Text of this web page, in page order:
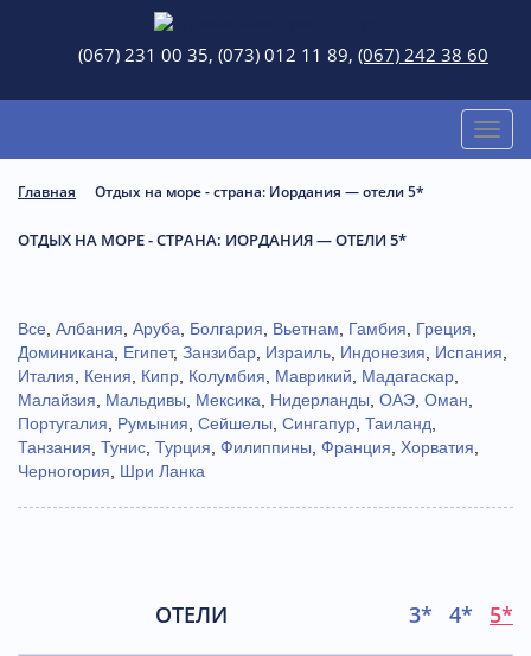
(067) 231 00 35, (073) 012 11 89, (067) 242 38 60
Toggle
Главная Отдых на море - страна: Иордания — отели 5*
ОТДЫХ НА МОРЕ - СТРАНА: ИОРДАНИЯ — ОТЕЛИ 5*
Все, Албания, Аруба, Болгария, Вьетнам, Гамбия, Греция,
Доминиканa, Египет, Занзибар, Израиль, Индонезия, Испания,
Италия, Кения, Кипр, Колумбия, Маврикий, Мадагаскар,
Малайзия, Мальдивы, Мексика, Нидерланды, ОАЭ, Оман,
Португалия, Румыния, Сейшелы, Сингапур, Таиланд,
Танзания, Тунис, Турция, Филиппины, Франция, Хорватия,
Черногория, Шри Ланка
ОТЕЛИ 3* 4* 5*